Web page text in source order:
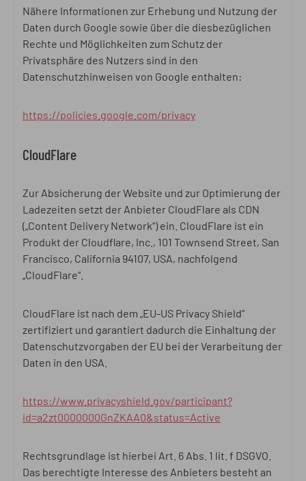
Nähere Informationen zur Erhebung und Nutzung der
Daten durch Google sowie über die diesbezüglichen
Rechte und Möglichkeiten zum Schutz der
Privatsphäre des Nutzers sind in den
Datenschutzhinweisen von Google enthalten:
https://policies.google.com/privacy
CloudFlare
Zur Absicherung der Website und zur Optimierung der
Ladezeiten setzt der Anbieter CloudFlare als CDN
(„Content Delivery Network“) ein. CloudFlare ist ein
Produkt der Cloudflare, Inc., 101 Townsend Street, San
Francisco, California 94107, USA, nachfolgend
„CloudFlare“.
CloudFlare ist nach dem „EU-US Privacy Shield“
zertifiziert und garantiert dadurch die Einhaltung der
Datenschutzvorgaben der EU bei der Verarbeitung der
Daten in den USA.
https://www.privacyshield.gov/participant?
id=a2zt0000000GnZKAA0&status=Active
Rechtsgrundlage ist hierbei Art. 6 Abs. 1 lit. f DSGVO.
Das berechtigte Interesse des Anbieters besteht an